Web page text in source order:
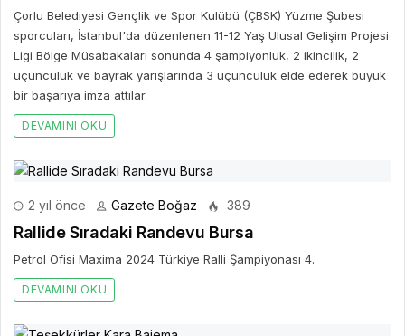
Çorlu Belediyesi Gençlik ve Spor Kulübü (ÇBSK) Yüzme Şubesi
sporcuları, İstanbul'da düzenlenen 11-12 Yaş Ulusal Gelişim Projesi
Ligi Bölge Müsabakaları sonunda 4 şampiyonluk, 2 ikincilik, 2
üçüncülük ve bayrak yarışlarında 3 üçüncülük elde ederek büyük
bir başarıya imza attılar.
DEVAMINI OKU
2 yıl önce Gazete Boğaz 389
Rallide Sıradaki Randevu Bursa
Petrol Ofisi Maxima 2024 Türkiye Ralli Şampiyonası 4.
DEVAMINI OKU